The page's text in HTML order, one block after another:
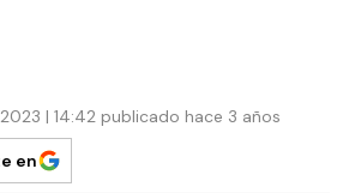
| 14:42 publicado hace 3 años
en